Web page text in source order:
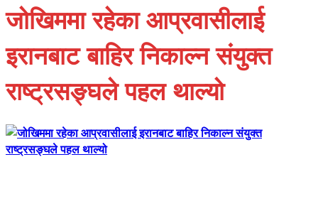
जोखिममा रहेका आप्रवासीलाई
इरानबाट बाहिर निकाल्न संयुक्त
राष्ट्रसङ्घले पहल थाल्यो